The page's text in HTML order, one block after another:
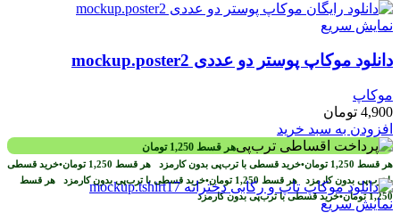
نمایش سریع
دانلود موکاپ پوستر دو عددی mockup.poster2
موکاپ
4,900 تومان
افزودن به سبد خرید
هر قسط 1,250 تومان
هر قسط 1,250 تومان•خرید قسطی با ترب‌پی بدون کارمزد هر قسط 1,250 تومان•خرید قسطی
با ترب‌پی بدون کارمزد هر قسط 1,250 تومان•خرید قسطی با ترب‌پی بدون کارمزد هر قسط
1,250 تومان•خرید قسطی با ترب‌پی بدون کارمزدنمایش سریع